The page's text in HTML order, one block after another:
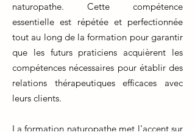
naturopathe. Cette compétence
essentielle est répétée et perfectionnée
tout au long de la formation pour garantir
que les futurs praticiens acquièrent les
compétences nécessaires pour établir des
relations thérapeutiques efficaces avec
leurs clients.
La formation naturopathe met l'accent sur